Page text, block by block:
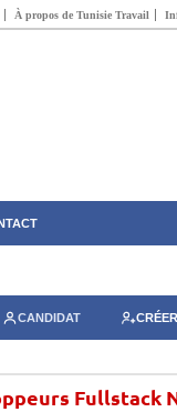
À propos de Tunisie Travail
CANDIDAT
Fullstack